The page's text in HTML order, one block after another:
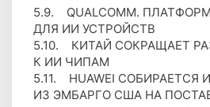
5.9. QUALCOMM.
ДЛЯ ИИ УСТРОЙСТВ
5.10. КИТАЙ СОКРАЩАЕТ
К ИИ ЧИПАМ
5.11. HUAWEI СОБИРАЕТСЯ
ИЗ ЭМБАРГО США НА